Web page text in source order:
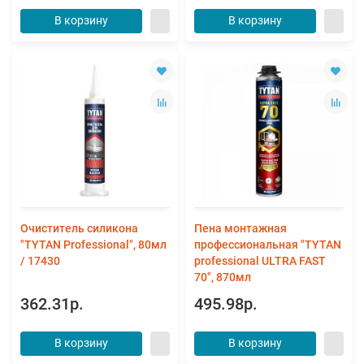
В корзину В корзину
Очиститель силикона
"TYTAN Professional", 80мл
/ 17430
362.31р.
В корзину
Пена монтажная
профессиональная "TYTAN
professional ULTRA FAST
70", 870мл
495.98р.
В корзину